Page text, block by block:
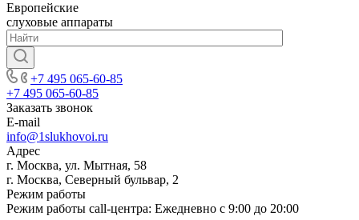
Европейские
слуховые аппараты
+7 495 065-60-85
+7 495 065-60-85
Заказать звонок
E-mail
info@1slukhovoi.ru
Адрес
г. Москва, ул. Мытная, 58
г. Москва, Северный бульвар, 2
Режим работы
Режим работы call-центра: Ежедневно с 9:00 до 20:00